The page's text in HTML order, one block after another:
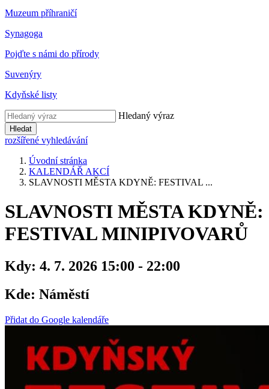
Muzeum příhraničí
Synagoga
Pojďte s námi do přírody
Suvenýry
Kdyňské listy
Hledaný výraz
Hledat
rozšířené vyhledávání
Úvodní stránka
KALENDÁŘ AKCÍ
SLAVNOSTI MĚSTA KDYNĚ: FESTIVAL ...
SLAVNOSTI MĚSTA KDYNĚ:
FESTIVAL MINIPIVOVARŮ
Kdy: 4. 7. 2026 15:00 - 22:00
Kde: Náměstí
Přidat do Google kalendáře